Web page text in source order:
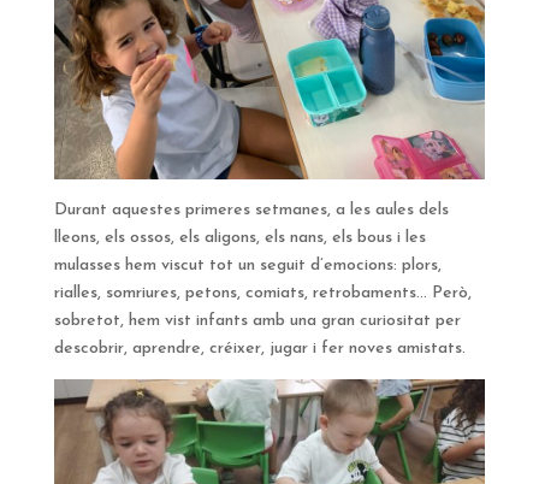
Durant aquestes primeres setmanes, a les aules dels
lleons, els ossos, els aligons, els nans, els bous i les
mulasses hem viscut tot un seguit d’emocions: plors,
rialles, somriures, petons, comiats, retrobaments… Però,
sobretot, hem vist infants amb una gran curiositat per
descobrir, aprendre, créixer, jugar i fer noves amistats.